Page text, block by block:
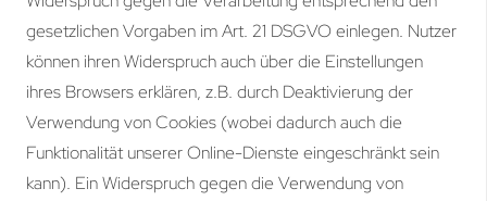
gesetzlichen Vorgaben im Art. 21 DSGVO einlegen. Nutzer
können ihren Widerspruch auch über die Einstellungen
ihres Browsers erklären, z.B. durch Deaktivierung der
Verwendung von Cookies (wobei dadurch auch die
Funktionalität unserer Online-Dienste eingeschränkt sein
kann). Ein Widerspruch gegen die Verwendung von